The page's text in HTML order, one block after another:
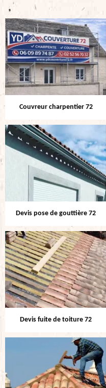
Couvreur charpentier 72
Devis pose de gouttière 72
Devis fuite de toiture 72